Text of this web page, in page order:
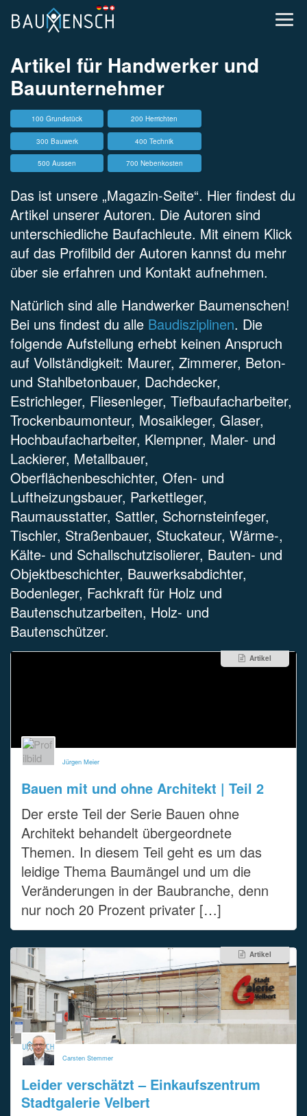
Artikel für Handwerker und
Bauunternehmer
100 Grundstück 200 Herrichten
300 Bauwerk 400 Technik
500 Aussen 700 Nebenkosten
Das ist unsere „Magazin-Seite“. Hier findest du
Artikel unserer Autoren. Die Autoren sind
unterschiedliche Baufachleute. Mit einem Klick
auf das Profilbild der Autoren kannst du mehr
über sie erfahren und Kontakt aufnehmen.
Natürlich sind alle Handwerker Baumenschen!
Bei uns findest du alle Baudisziplinen. Die
folgende Aufstellung erhebt keinen Anspruch
auf Vollständigkeit: Maurer, Zimmerer, Beton-
und Stahlbetonbauer, Dachdecker,
Estrichleger, Fliesenleger, Tiefbaufacharbeiter,
Trockenbaumonteur, Mosaikleger, Glaser,
Hochbaufacharbeiter, Klempner, Maler- und
Lackierer, Metallbauer,
Oberflächenbeschichter, Ofen- und
Luftheizungsbauer, Parkettleger,
Raumausstatter, Sattler, Schornsteinfeger,
Tischler, Straßenbauer, Stuckateur, Wärme-,
Kälte- und Schallschutzisolierer, Bauten- und
Objektbeschichter, Bauwerksabdichter,
Bodenleger, Fachkraft für Holz und
Bautenschutzarbeiten, Holz- und
Bautenschützer.
Artikel
Jürgen Meier
Bauen mit und ohne Architekt | Teil 2
Der erste Teil der Serie Bauen ohne
Architekt behandelt übergeordnete
Themen. In diesem Teil geht es um das
leidige Thema Baumängel und um die
Veränderungen in der Baubranche, denn
nur noch 20 Prozent privater […]
Artikel
Carsten Stemmer
Leider verschätzt – Einkaufszentrum
Stadtgalerie Velbert